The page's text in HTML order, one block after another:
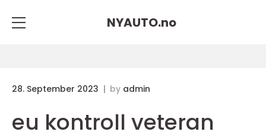
NYAUTO.no
28. September 2023 by admin
eu kontroll veteran